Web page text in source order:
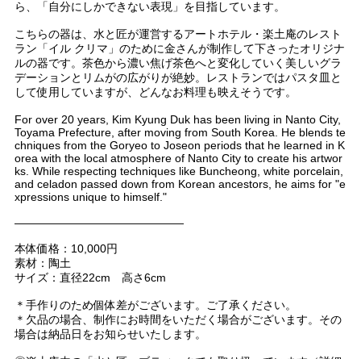
ら、「自分にしかできない表現」を目指しています。
こちらの器は、水と匠が運営するアートホテル・楽土庵のレスト
ラン「イル クリマ」のために金さんが制作して下さったオリジナ
ルの器です。茶色から濃い焦げ茶色へと変化していく美しいグラ
デーションとリムがの広がりが絶妙。レストランではパスタ皿と
して使用していますが、どんなお料理も映えそうです。
For over 20 years, Kim Kyung Duk has been living in Nanto City,
Toyama Prefecture, after moving from South Korea. He blends te
chniques from the Goryeo to Joseon periods that he learned in K
orea with the local atmosphere of Nanto City to create his artwor
ks. While respecting techniques like Buncheong, white porcelain,
and celadon passed down from Korean ancestors, he aims for "e
xpressions unique to himself."
———————————————
本体価格：10,000円
素材：陶土
サイズ：直径22cm 高さ6cm
＊手作りのため個体差がございます。ご了承ください。
＊欠品の場合、制作にお時間をいただく場合がございます。その
場合は納品日をお知らせいたします。